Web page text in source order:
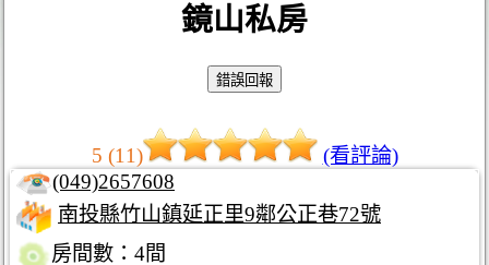
鏡山私房
5 (11)
(看評論)
(049)2657608
南投縣竹山鎮延正里9鄰公正巷72號
房間數：4間